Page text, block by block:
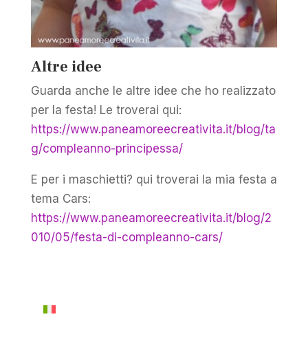
Altre idee
Guarda anche le altre idee che ho realizzato
per la festa! Le troverai qui:
https://www.paneamoreecreativita.it/blog/ta
g/compleanno-principessa/
E per i maschietti? qui troverai la mia festa a
tema Cars:
https://www.paneamoreecreativita.it/blog/2
010/05/festa-di-compleanno-cars/